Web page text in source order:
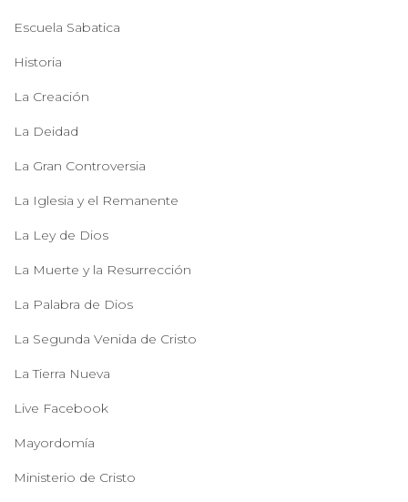
Escuela Sabatica
Historia
La Creación
La Deidad
La Gran Controversia
La Iglesia y el Remanente
La Ley de Dios
La Muerte y la Resurrección
La Palabra de Dios
La Segunda Venida de Cristo
La Tierra Nueva
Live Facebook
Mayordomía
Ministerio de Cristo